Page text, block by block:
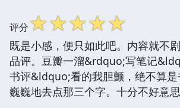
评分☆☆☆☆☆
既是小感，便只如此吧。内容就不
品评。豆瓣一溜&rdquo;写笔记
书评&ldquo;看的我胆颤，绝不算
巍巍地去点那三个字。十分不好意思